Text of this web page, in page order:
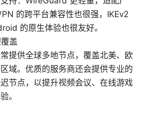
的跨平台兼容性也很强，IKEv2
的原生体验也很友好。
盖
提供全球多地节点，覆盖北美、欧
域。优质的服务商还会提供专业的
节点，以提升视频会议、在线游戏
。